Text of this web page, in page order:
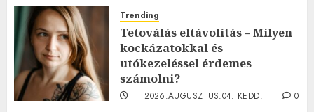
Trending
Tetoválás eltávolítás – Milyen
kockázatokkal és
utókezeléssel érdemes
számolni?
2026.AUGUSZTUS.04. KEDD.
0